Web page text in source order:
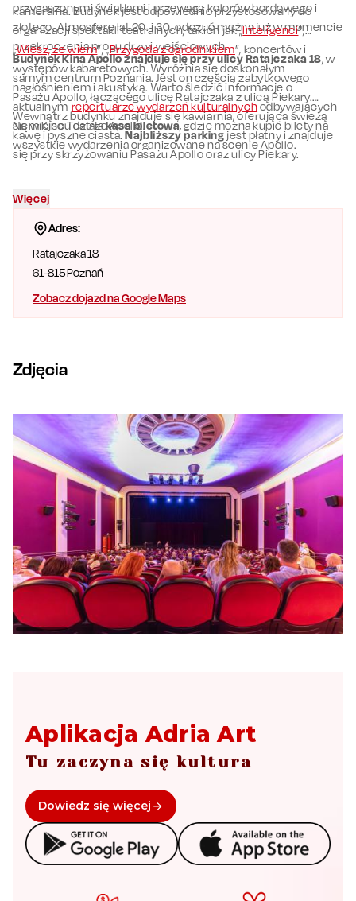
Adres:
Ratajczaka 18
61-815Poznań
Zobacz dojazd na Google Maps
przygaszonymi światłami i przewagą kolorów bordowego i
złotego. Atmosferę lat 20. i 30. odczuć można już w momencie
przekroczenia progu drzwi wejściowych.
kameralna. Budynek jest odpowiednio przystosowany do
organizacji spektakli teatralnych, takich jak „Inteligenci”,
„Wiesz, że wiem”, „Przygoda z ogrodnikiem”, koncertów i
występów kabaretowych. Wyróżnia się doskonałym
nagłośnieniem i akustyką. Warto śledzić informacje o
aktualnym repertuarze wydarzeń kulturalnychodbywających
się w Kino Teatrze Apollo.
Budynek Kina Apollo znajduje się przy ulicy Ratajczaka 18, w
samym centrum Poznania. Jest on częścią zabytkowego
Pasażu Apollo, łączącego ulicę Ratajczaka z ulicą Piekary.
Wewnątrz budynku znajduje się kawiarnia, oferująca świeżą
kawę i pyszne ciasta.Najbliższy parking jest płatny i znajduje
się przy skrzyżowaniu Pasażu Apollo oraz ulicy Piekary.
Na miejscu działakasa biletowa, gdzie można kupić bilety na
wszystkie wydarzenia organizowane na scenie Apollo.
Więcej
Zdjęcia
Aplikacja Adria Art
Tu zaczyna się kultura
Dowiedz się więcej